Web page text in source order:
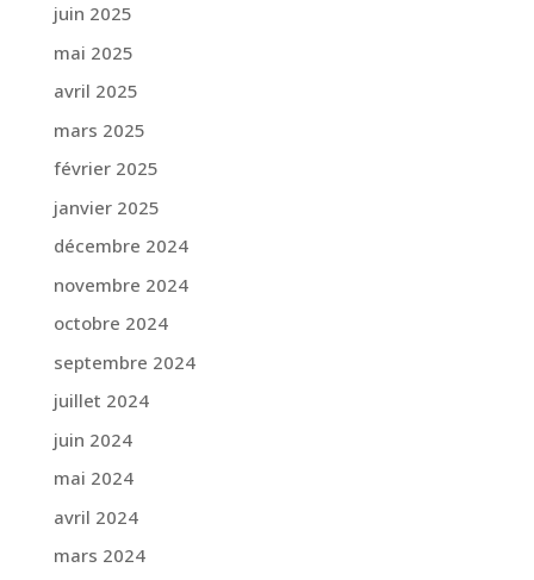
juin 2025
mai 2025
avril 2025
mars 2025
février 2025
janvier 2025
décembre 2024
novembre 2024
octobre 2024
septembre 2024
juillet 2024
juin 2024
mai 2024
avril 2024
mars 2024